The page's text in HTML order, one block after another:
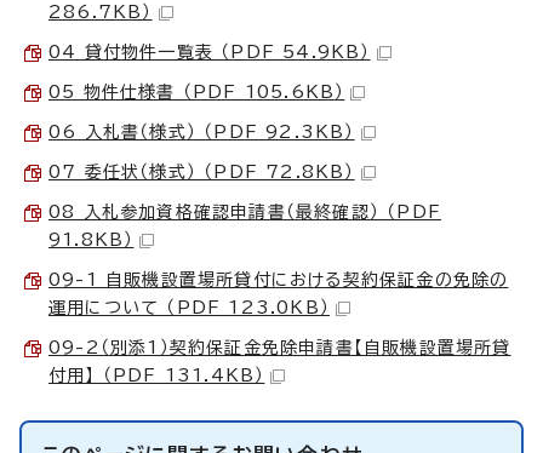
286.7KB）
04 貸付物件一覧表 （PDF 54.9KB）
05 物件仕様書 （PDF 105.6KB）
06 入札書（様式） （PDF 92.3KB）
07 委任状（様式） （PDF 72.8KB）
08 入札参加資格確認申請書（最終確認） （PDF
91.8KB）
09-1 自販機設置場所貸付における契約保証金の免除の
運用について （PDF 123.0KB）
09-2（別添1）契約保証金免除申請書【自販機設置場所貸
付用】 （PDF 131.4KB）